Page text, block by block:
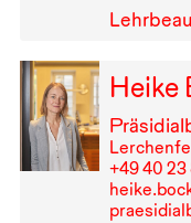
Heike
+49⁠ ⁠40⁠ ⁠23⁠